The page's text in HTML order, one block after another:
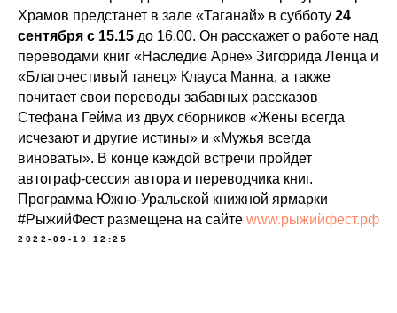
Храмов предстанет в зале «Таганай» в субботу 24
сентября с 15.15 до 16.00. Он расскажет о работе над
переводами книг «Наследие Арне» Зигфрида Ленца и
«Благочестивый танец» Клауса Манна, а также
почитает свои переводы забавных рассказов
Стефана Гейма из двух сборников «Жены всегда
исчезают и другие истины» и «Мужья всегда
виноваты». В конце каждой встречи пройдет
автограф-сессия автора и переводчика книг.
Программа Южно-Уральской книжной ярмарки
#РыжийФест размещена на сайте www.рыжийфест.рф
2022-09-19 12:25